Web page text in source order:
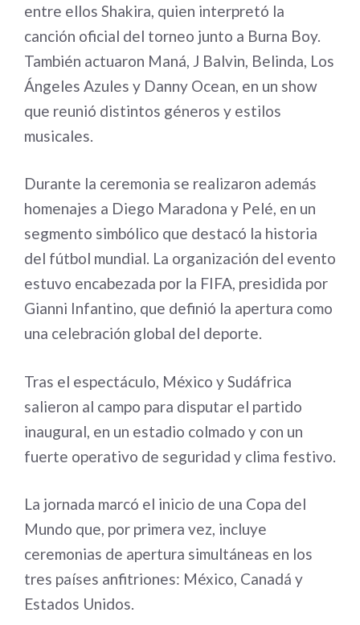
entre ellos Shakira, quien interpretó la
canción oficial del torneo junto a Burna Boy.
También actuaron Maná, J Balvin, Belinda, Los
Ángeles Azules y Danny Ocean, en un show
que reunió distintos géneros y estilos
musicales.
Durante la ceremonia se realizaron además
homenajes a Diego Maradona y Pelé, en un
segmento simbólico que destacó la historia
del fútbol mundial. La organización del evento
estuvo encabezada por la FIFA, presidida por
Gianni Infantino, que definió la apertura como
una celebración global del deporte.
Tras el espectáculo, México y Sudáfrica
salieron al campo para disputar el partido
inaugural, en un estadio colmado y con un
fuerte operativo de seguridad y clima festivo.
La jornada marcó el inicio de una Copa del
Mundo que, por primera vez, incluye
ceremonias de apertura simultáneas en los
tres países anfitriones: México, Canadá y
Estados Unidos.